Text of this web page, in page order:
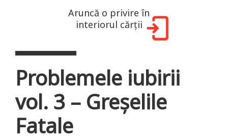
Aruncă o privire în
interiorul cărții
Problemele iubirii
vol. 3 – Greşelile
Fatale